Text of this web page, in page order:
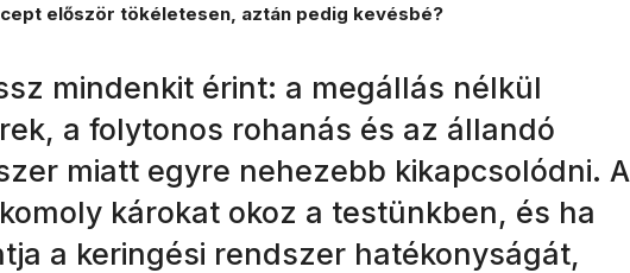
először tökéletesen, aztán pedig kevésbé?
mindenkit érint: a megállás nélkül
a folytonos rohanás és az állandó
miatt egyre nehezebb kikapcsolódni. A
károkat okoz a testünkben, és ha
a keringési rendszer hatékonyságát,